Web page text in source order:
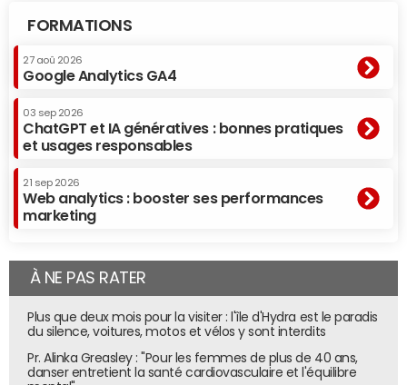
FORMATIONS
27 aoû 2026
Google Analytics GA4
03 sep 2026
ChatGPT et IA génératives : bonnes pratiques
et usages responsables
21 sep 2026
Web analytics : booster ses performances
marketing
À NE PAS RATER
Plus que deux mois pour la visiter : l'île d'Hydra est le paradis
du silence, voitures, motos et vélos y sont interdits
Pr. Alinka Greasley : "Pour les femmes de plus de 40 ans,
danser entretient la santé cardiovasculaire et l'équilibre